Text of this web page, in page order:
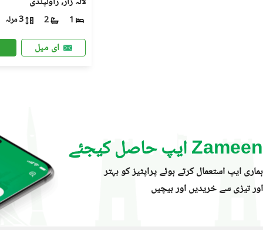
1
2 3 مرلہ
ای میل
Zameen ایپ حاصل کیجئے
ہماری ایپ استعمال کرتے ہوئے پراپٹیز کو بہتر
اور تیزی سے خریدیں اور بیچیں